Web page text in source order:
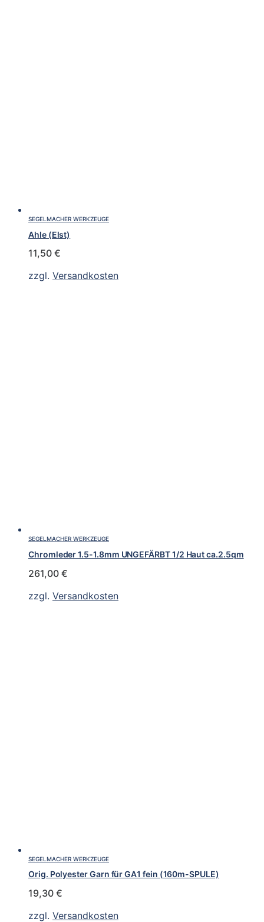
SEGELMACHER WERKZEUGE
Ahle (Elst)
11,50 €
zzgl. Versandkosten
SEGELMACHER WERKZEUGE
Chromleder 1.5-1.8mm UNGEFÄRBT 1/2 Haut ca.2.5qm
261,00 €
zzgl. Versandkosten
SEGELMACHER WERKZEUGE
Orig. Polyester Garn für GA1 fein (160m-SPULE)
19,30 €
zzgl. Versandkosten